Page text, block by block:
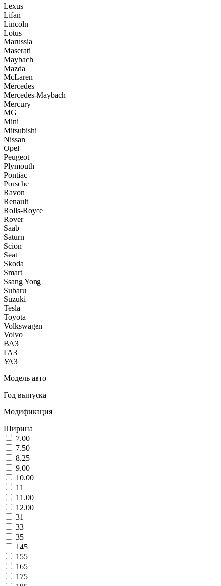
Lexus
Lifan
Lincoln
Lotus
Marussia
Maserati
Maybach
Mazda
McLaren
Mercedes
Mercedes-Maybach
Mercury
MG
Mini
Mitsubishi
Nissan
Opel
Peugeot
Plymouth
Pontiac
Porsche
Ravon
Renault
Rolls-Royce
Rover
Saab
Saturn
Scion
Seat
Skoda
Smart
Ssang Yong
Subaru
Suzuki
Tesla
Toyota
Volkswagen
Volvo
ВАЗ
ГАЗ
УАЗ
Модель авто
Год выпуска
Модификация
Ширина
7.00
7.50
8.25
9.00
10.00
11
11.00
12.00
31
33
35
145
155
165
175